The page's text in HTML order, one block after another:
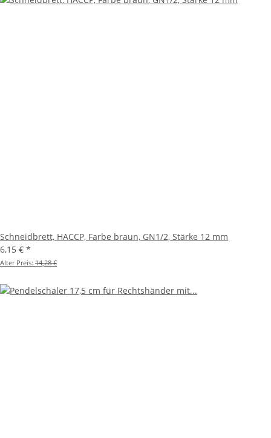
Schneidbrett, HACCP, Farbe braun, GN1/2, Stärke 12 mm
6,15 € *
Alter Preis: 14,28 €